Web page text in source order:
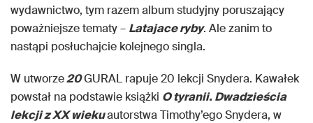
wydawnictwo, tym razem album studyjny poruszający
poważniejsze tematy – Latajace ryby. Ale zanim to
nastąpi posłuchajcie kolejnego singla.
W utworze20GURAL rapuje 20 lekcji Snydera. Kawałek
powstał na podstawie książki O tyranii. Dwadzieścia
lekcji z XX wiekuautorstwa Timothy’ego Snydera, w